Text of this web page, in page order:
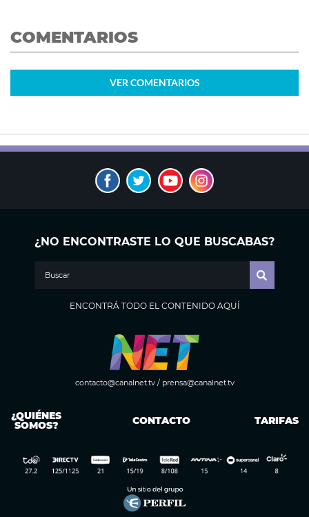
COMENTARIOS
VER COMENTARIOS
¿NO ENCONTRASTE LO QUE BUSCABAS?
ENCONTRÁ TODO EL CONTENIDO AQUÍ
contacto@canalnet.tv/ prensa@canalnet.tv
¿QUIÉNES
SOMOS? CONTACTO TARIFAS